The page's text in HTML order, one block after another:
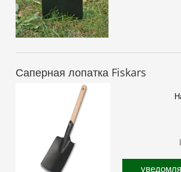
Саперная лопатка Fiskars